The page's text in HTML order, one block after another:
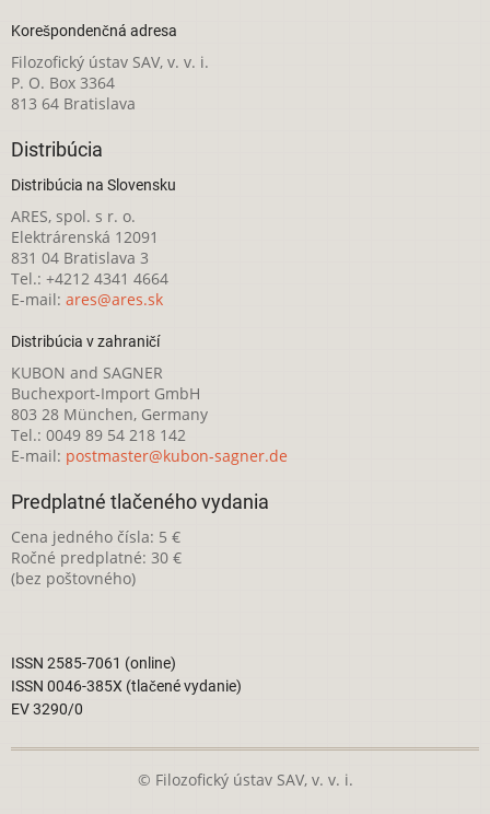
Korešpondenčná adresa
Filozofický ústav SAV, v. v. i.
P. O. Box 3364
813 64 Bratislava
Distribúcia
Distribúcia na Slovensku
ARES, spol. s r. o.
Elektrárenská 12091
831 04 Bratislava 3
Tel.: +4212 4341 4664
E-mail: ares@ares.sk
Distribúcia v zahraničí
KUBON and SAGNER
Buchexport-Import GmbH
803 28 München, Germany
Tel.: 0049 89 54 218 142
E-mail: postmaster@kubon-sagner.de
Predplatné tlačeného vydania
Cena jedného čísla: 5 €
Ročné predplatné: 30 €
(bez poštovného)
ISSN 2585-7061 (online)
ISSN 0046-385X (tlačené vydanie)
EV 3290/0
© Filozofický ústav SAV, v. v. i.